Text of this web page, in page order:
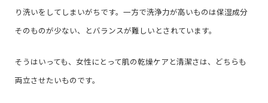
り洗いをしてしまいがちです。一方で洗浄力が高いものは保湿成分
そのものが少ない、とバランスが難しいとされています。
そうはいっても、女性にとって肌の乾燥ケアと清潔さは、どちらも
両立させたいものです。